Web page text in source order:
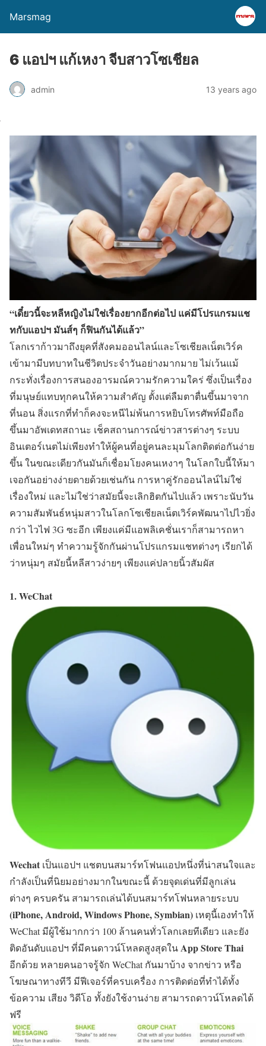
Marsmag
6 แอปฯ แก้เหงา จีบสาวโซเชียล
admin 13 years ago
“เดี๋ยวนี้จะหลีหญิงไม่ใช่เรื่องยากอีกต่อไป แค่มีโปรแกรมแช
ทกับแอปฯ มันส์ๆ ก็ฟินกันได้แล้ว”
โลกเราก้าวมาถึงยุคที่สังคมออนไลน์และโซเชียลเน็ตเวิร์ค
เข้ามามีบทบาทในชีวิตประจำวันอย่างมากมาย ไม่เว้นแม้
กระทั่งเรื่องการสนองอารมณ์ความรักความใคร่ ซึ่งเป็นเรื่อง
ที่มนุษย์แทบทุกคนให้ความสำคัญ ตั้งแต่ลืมตาตื่นขึ้นมาจาก
ที่นอน สิ่งแรกที่ทำก็คงจะหนีไม่พ้นการหยิบโทรศัพท์มือถือ
ขึ้นมาอัพเดทสถานะ เช็คสถานการณ์ข่าวสารต่างๆ ระบบ
อินเตอร์เนตไม่เพียงทำให้ผู้คนที่อยู่คนละมุมโลกติดต่อกันง่าย
ขึ้น ในขณะเดียวกันมันก็เชื่อมโยงคนเหงาๆ ในโลกใบนี้ให้มา
เจอกันอย่างง่ายดายด้วยเช่นกัน การหาคู่รักออนไลน์ไม่ใช่
เรื่องใหม่ และไม่ใช่ว่าสมัยนี้จะเลิกฮิตกันไปแล้ว เพราะนับวัน
ความสัมพันธ์หนุ่มสาวในโลกโซเชียลเน็ตเวิร์คพัฒนาไปไวยิ่ง
กว่า ไวไฟ 3G ซะอีก เพียงแค่มีแอพลิเคชั่นเราก็สามารถหา
เพื่อนใหม่ๆ ทำความรู้จักกันผ่านโปรแกรมแชทต่างๆ เรียกได้
ว่าหนุ่มๆ สมัยนี้หลีสาวง่ายๆ เพียงแค่ปลายนิ้วสัมผัส
1. WeChat
Wechat เป็นแอปฯ แชตบนสมาร์ทโฟนแอปหนึ่งที่น่าสนใจและ
กำลังเป็นที่นิยมอย่างมากในขณะนี้ ด้วยจุดเด่นที่มีลูกเล่น
ต่างๆ ครบครัน สามารถเล่นได้บนสมาร์ทโฟนหลายระบบ
(iPhone, Android, Windows Phone, Symbian) เหตุนี้เองทำให้
WeChat มีผู้ใช้มากกว่า 100 ล้านคนทั่วโลกเลยทีเดียว และยัง
ติดอันดับแอปฯ ที่มีคนดาวน์โหลดสูงสุดในApp Store Thai
อีกด้วย หลายคนอาจรู้จัก WeChat กันมาบ้าง จากข่าว หรือ
โฆษณาทางทีวี มีฟีเจอร์ที่ครบเครื่อง การติดต่อที่ทำได้ทั้ง
ข้อความ เสียง วิดีโอ ทั้งยังใช้งานง่าย สามารถดาวน์โหลดได้
ฟรี